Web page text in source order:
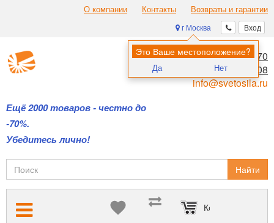
О компании Контакты Возвраты и гарантии
Вход
г Москва
Это Ваше местоположение?
Да Нет
Ещё 2000 товаров - честно до
-70%.
Убедитесь лично!
8 (495) 970-00-70
8 (800) 700-11-08
info@svetosila.ru
Найти
Корзина пуста